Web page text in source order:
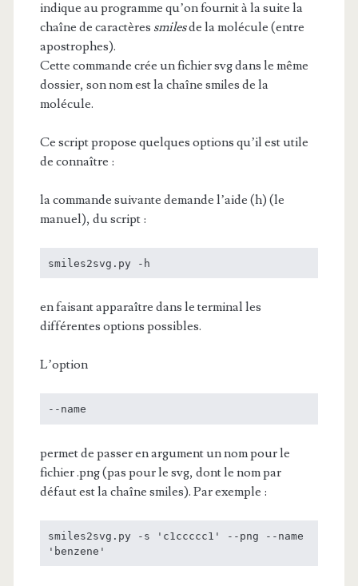
indique au programme qu’on fournit à la suite la
chaîne de caractères smilesde la molécule (entre
apostrophes).
Cette commande crée un fichier svg dans le même
dossier, son nom est la chaîne smiles de la
molécule.
Ce script propose quelques options qu’il est utile
de connaître :
la commande suivante demande l’aide (h) (le
manuel), du script :
smiles2svg.py -h
en faisant apparaître dans le terminal les
différentes options possibles.
L’option
--name
permet de passer en argument un nom pour le
fichier .png (pas pour le svg, dont le nom par
défaut est la chaîne smiles). Par exemple :
smiles2svg.py -s 'c1ccccc1' --png --name
'benzene'